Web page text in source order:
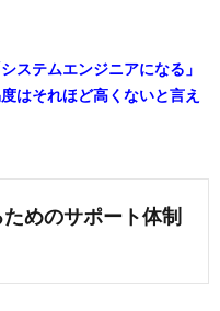
ステムエンジニアになる」
はそれほど高くないと言え
めのサポート体制